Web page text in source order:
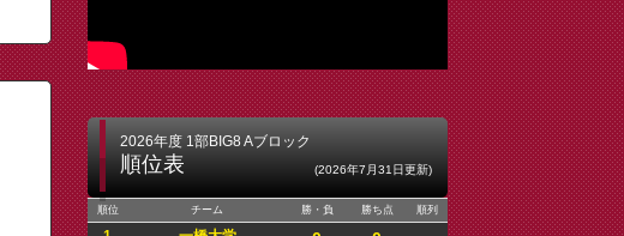
2026年度 1部BIG8 Aブロック
順位表 (2026年7月31日更新)
順位 チーム 勝・負 勝ち点 順列